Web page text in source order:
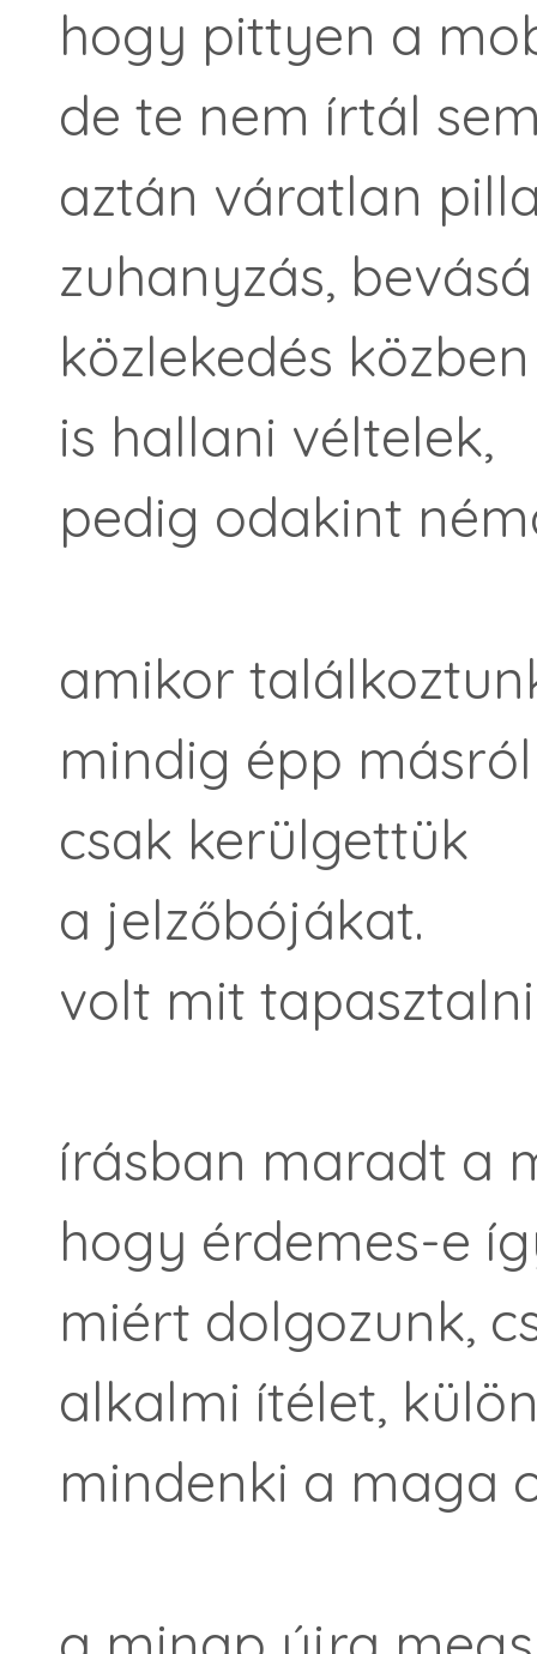
hogy pittyen a
de te nem írtál
aztán váratlan
zuhanyzás,
közlekedés közben
is hallani véltelek,
pedig odakint
amikor
mindig épp
csak kerülgettük
a jelzőbójákat.
volt mit
írásban maradt a
hogy érdemes-e
miért dolgozunk,
alkalmi ítélet,
mindenki a maga